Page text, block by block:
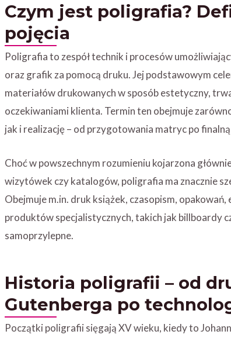
Czym jest poligrafia?
pojęcia
Poligrafia to zespół technik i procesów
oraz grafik za pomocą druku. Jej podstawowym
materiałów drukowanych w sposób estetyczny,
oczekiwaniami klienta. Termin ten obejmuje
jak i realizację – od przygotowania matryc po
Choć w powszechnym rozumieniu kojarzona
wizytówek czy katalogów, poligrafia ma znacznie
Obejmuje m.in. druk książek, czasopism,
produktów specjalistycznych, takich jak billboardy
samoprzylepne.
Historia poligrafii – od
Gutenberga po
Początki poligrafii sięgają XV wieku, kiedy to